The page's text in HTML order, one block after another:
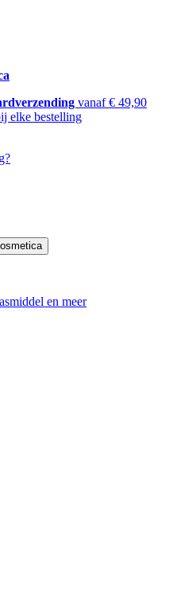
vanaf € 49,90
elke bestelling
en meer